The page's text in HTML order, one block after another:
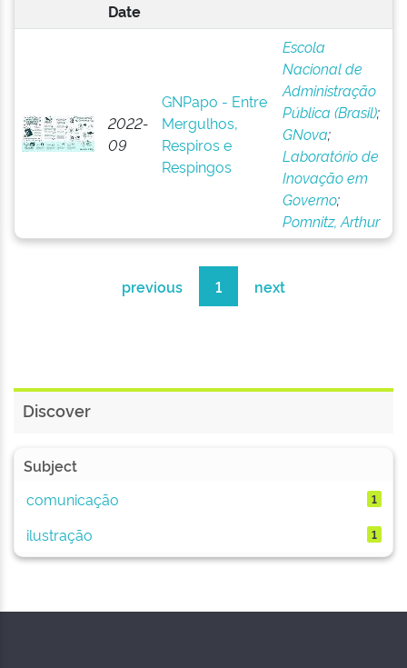
Date
2022-
09
GNPapo - Entre
Mergulhos,
Respiros e
Respingos
Escola
Nacional de
Administração
Pública (Brasil);
GNova;
Laboratório de
Inovação em
Governo;
Pomnitz, Arthur
previous 1 next
Discover
Subject
comunicação
1
ilustração 1